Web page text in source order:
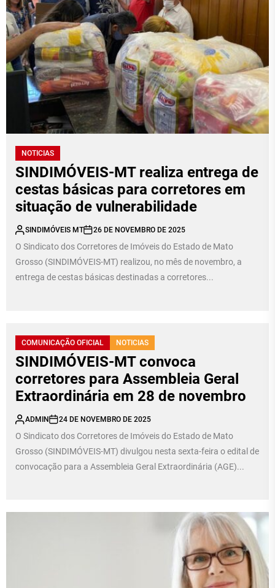
NOTICIAS
SINDIMÓVEIS-MT realiza entrega de
cestas básicas para corretores em
situação de vulnerabilidade
SINDIMÓVEIS MT 26 DE NOVEMBRO DE 2025
O Sindicato dos Corretores de Imóveis do Estado de Mato
Grosso (SINDIMÓVEIS-MT) realizou, no mês de novembro, a
entrega de cestas básicas destinadas a corretores...
COMUNICAÇÃO OFICIAL NOTICIAS
SINDIMÓVEIS-MT convoca
corretores para Assembleia Geral
Extraordinária em 28 de novembro
ADMIN 24 DE NOVEMBRO DE 2025
O Sindicato dos Corretores de Imóveis do Estado de Mato
Grosso (SINDIMÓVEIS-MT) divulgou nesta sexta-feira o edital de
convocação para a Assembleia Geral Extraordinária (AGE)...